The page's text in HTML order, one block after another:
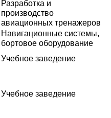
Разработка и
производство
авиационных тренажеров
Навигационные системы,
бортовое оборудование
Учебное заведение
Учебное заведение